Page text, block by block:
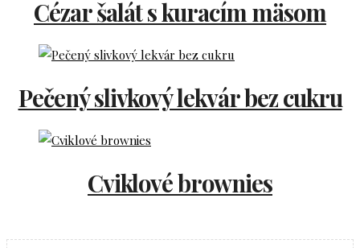
Cézar šalát s kuracím mäsom
Pečený slivkový lekvár bez cukru
Cviklové brownies